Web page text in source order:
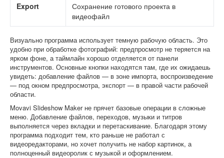
Export
Сохранение готового проекта в
видеофайл
Визуально программа использует темную рабочую область. Это
удобно при обработке фотографий: предпросмотр не теряется на
ярком фоне, а таймлайн хорошо отделяется от панели
инструментов. Основные кнопки находятся там, где их ожидаешь
увидеть: добавление файлов — в зоне импорта, воспроизведение
— под окном предпросмотра, экспорт — в правой части рабочей
области.
Movavi Slideshow Maker не прячет базовые операции в сложные
меню. Добавление файлов, переходов, музыки и титров
выполняется через вкладки и перетаскивание. Благодаря этому
программа подходит тем, кто раньше не работал с
видеоредакторами, но хочет получить не набор картинок, а
полноценный видеоролик с музыкой и оформлением.